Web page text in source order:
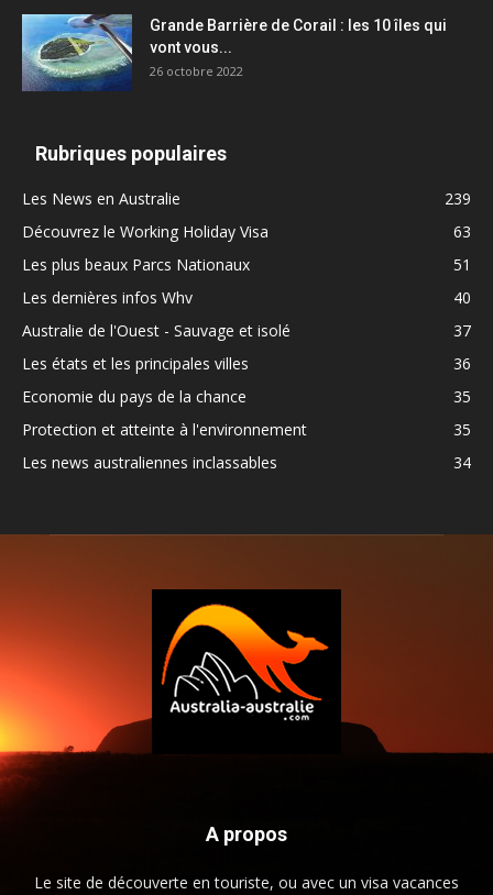
Grande Barrière de Corail : les 10 îles qui
vont vous...
26 octobre 2022
Rubriques populaires
Les News en Australie
239
Découvrez le Working Holiday Visa
63
Les plus beaux Parcs Nationaux
51
Les dernières infos Whv
40
Australie de l'Ouest - Sauvage et isolé
37
Les états et les principales villes
36
Economie du pays de la chance
35
Protection et atteinte à l'environnement
35
Les news australiennes inclassables
34
A propos
Le site de découverte en touriste, ou avec un visa vacances